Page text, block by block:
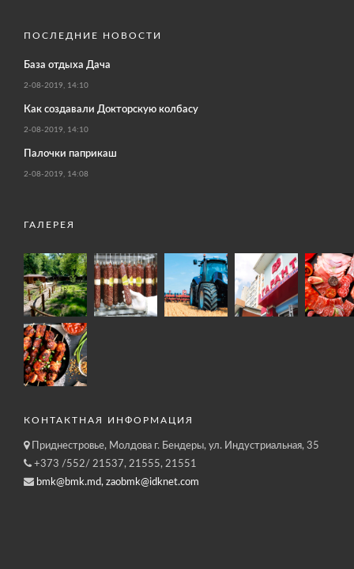
ПОСЛЕДНИЕ НОВОСТИ
База отдыха Дача
2-08-2019, 14:10
Как создавали Докторскую колбасу
2-08-2019, 14:10
Палочки паприкаш
2-08-2019, 14:08
ГАЛЕРЕЯ
КОНТАКТНАЯ ИНФОРМАЦИЯ
Приднестровье, Молдова г. Бендеры, ул. Индустриальная, 35
+373 /552/ 21537, 21555, 21551
bmk@bmk.md, zaobmk@idknet.com